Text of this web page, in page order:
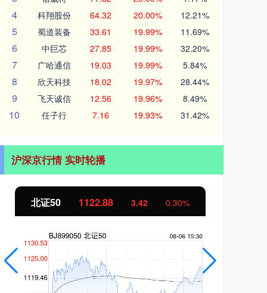
4 科翔股份 64.32 20.00% 12.21%
5 蜀道装备 33.61 19.99% 11.69%
6 中巨芯 27.85 19.99% 32.20%
7 广哈通信 19.03 19.99% 5.84%
8 欣天科技 18.02 19.97% 28.44%
9 飞天诚信 12.56 19.96% 8.49%
10 任子行 7.16 19.93% 31.42%
沪深京行情 实时轮播
北证50 1122.88 3.42 0.30%